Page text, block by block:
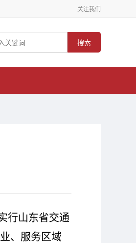
关注我们
搜索
行山东省交通
、服务区域